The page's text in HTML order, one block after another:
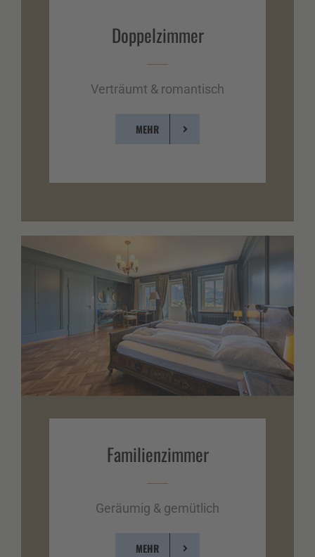
Doppel­zimmer
Verträumt & romantisch
MEHR
Familien­zimmer
Geräumig & gemütlich
MEHR